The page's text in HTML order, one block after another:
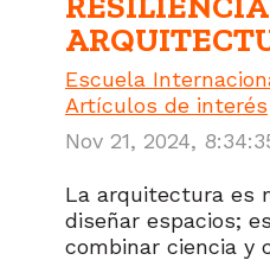
Escuela
Artículos de interés
Nov 21, 2024,
La arquitectura es
diseñar espacios;
combinar ciencia y